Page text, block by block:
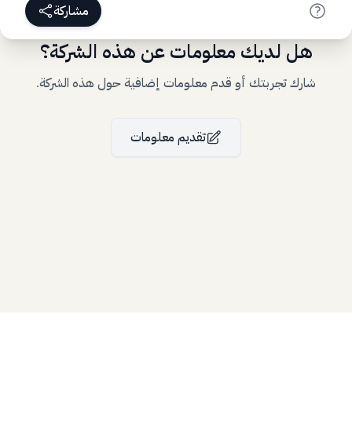
مشاركة
هل لديك معلومات عن هذه الشركة؟
شارك تجربتك أو قدم معلومات إضافية حول هذه الشركة.
تقديم معلومات